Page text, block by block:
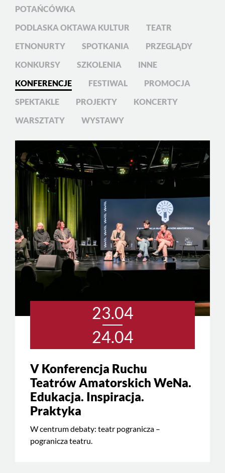
POTAŃCÓWKA
PODLASKA OKTAWA KULTUR
TEATR
ETNONURTY
SPOTKANIA
PRZEGLĄDY
KONKURSY
SZKOLENIA
INNE
KONFERENCJE
FESTIWAL
PROMOCJA
SPEKTAKLE
PROJEKTY
KONCERTY
WARSZTATY
WYSTAWY
23.04
24.04
V Konferencja Ruchu
Teatrów Amatorskich WeNa.
Edukacja. Inspiracja.
Praktyka
W centrum debaty: teatr pogranicza –
pogranicza teatru.